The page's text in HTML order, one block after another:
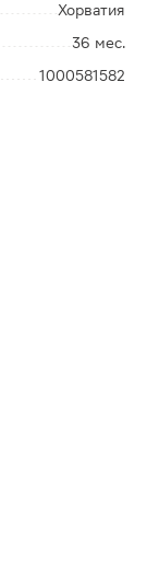
Хорватия
36 мес.
1000581582